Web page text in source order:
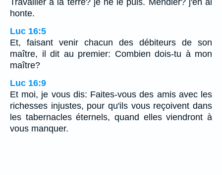
honte.
Luc 16:5
Et, faisant venir chacun des débiteurs de son
maître, il dit au premier: Combien dois-tu à mon
maître?
Luc 16:9
Et moi, je vous dis: Faites-vous des amis avec les
richesses injustes, pour qu'ils vous reçoivent dans
les tabernacles éternels, quand elles viendront à
vous manquer.